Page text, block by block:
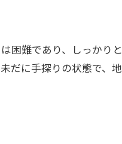
困難であり、しっかりと
だに手探りの状態で、地